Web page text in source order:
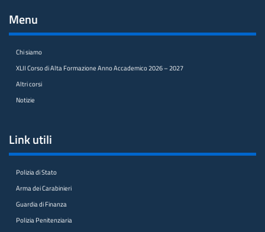
Menu
Chi siamo
XLII Corso di Alta Formazione Anno Accademico 2026 – 2027
Altri corsi
Notizie
Link utili
Polizia di Stato
Arma dei Carabinieri
Guardia di Finanza
Polizia Penitenziaria